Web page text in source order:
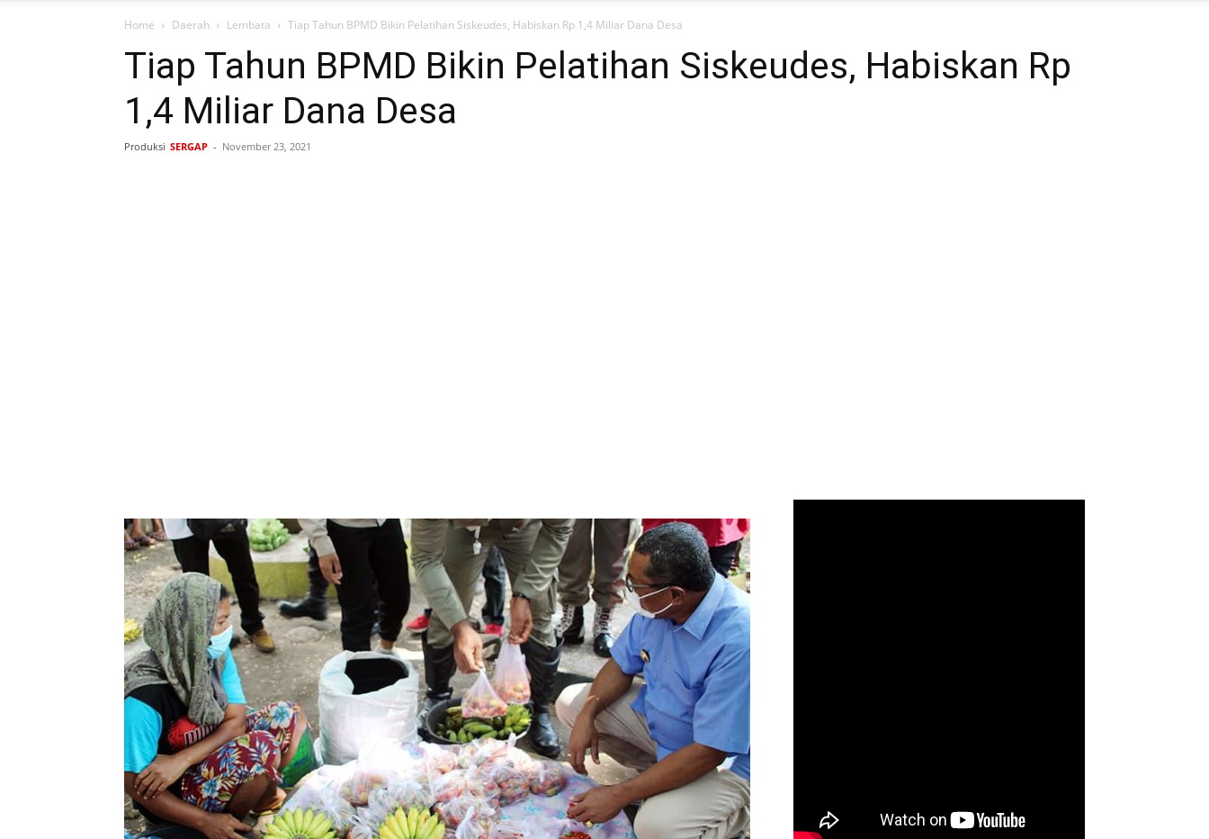
Home Daerah Lembata Tiap Tahun BPMD Bikin Pelatihan Siskeudes, Habiskan Rp 1,4 Miliar Dana Desa
Tiap Tahun BPMD Bikin Pelatihan Siskeudes, Habiskan Rp
1,4 Miliar Dana Desa
Produksi SERGAP - November 23, 2021